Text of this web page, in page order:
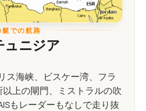
艇での航路
ュニジア
ス海峡、ビスケー湾、フラ
上の閘門、ミストラルの吹
もレーダーもなしで走り抜